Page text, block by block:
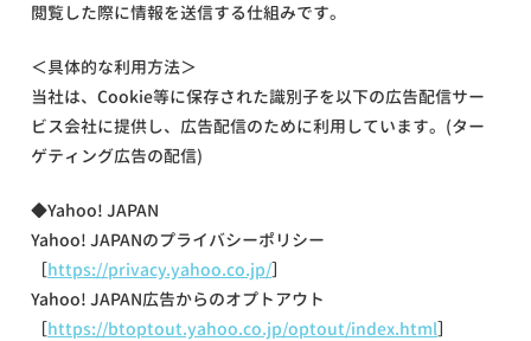
閲覧した際に情報を送信する仕組みです。
＜具体的な利用方法＞
当社は、Cookie等に保存された識別子を以下の広告配信サー
ビス会社に提供し、広告配信のために利用しています。(ター
ゲティング広告の配信)
◆Yahoo! JAPAN
Yahoo! JAPANのプライバシーポリシー
［https://privacy.yahoo.co.jp/］
Yahoo! JAPAN広告からのオプトアウト
［https://btoptout.yahoo.co.jp/optout/index.html］